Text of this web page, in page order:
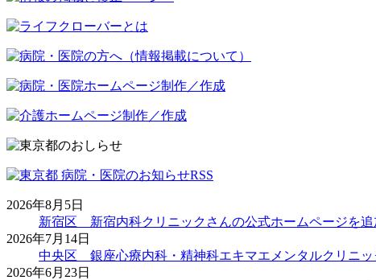
2026年8月5日
新宿区 新宿内科クリニックさんの公式ホームページを追
2026年7月14日
中央区 銀座心療内科・精神科エキマエメンタルクリニッ
2026年6月23日